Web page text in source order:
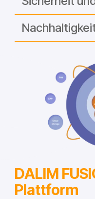
DALIM
Plattform